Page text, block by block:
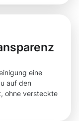
eine
auf den
ohne versteckte